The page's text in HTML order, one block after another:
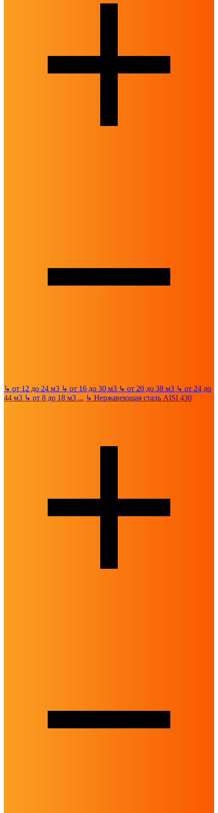
↳ от 12 до 24 м3 ↳ от 16 до 30 м3 ↳ от 20 до 38 м3 ↳ от 24 до
44 м3 ↳ от 8 до 18 м3 ... ↳ Нержавеющая сталь AISI 430